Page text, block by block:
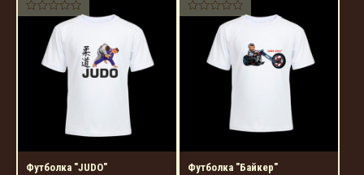
Футболка "JUDO" Футболка "Байкер"